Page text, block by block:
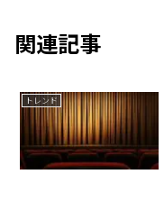
関連記事
トレンド